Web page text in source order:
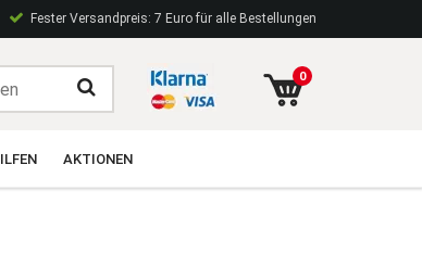
Fester Versandpreis: 7 Euro für alle Bestellungen
0
AKTIONEN